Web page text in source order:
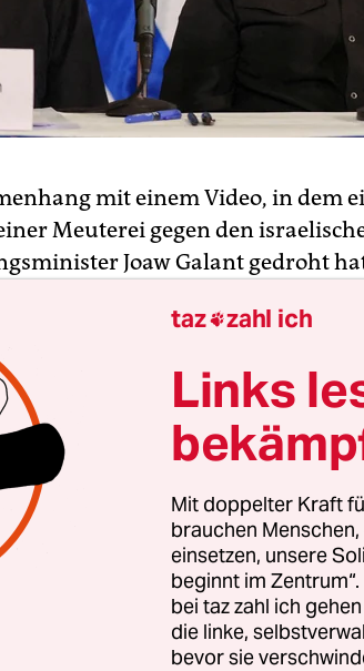
mit einem Video, in dem
Meuterei gegen den
Joaw Galant gedroht
Ein maskierter Mann mit
Reservist des israelischen Militärs
Haus aus, möglicherweise
Benjamin Netanjahu.
taz zahl ich
Links
Mit doppelter Kraft
brauchen
einsetzen, unsere
beginnt im
bei taz zahl ich
die linke,
bevor sie